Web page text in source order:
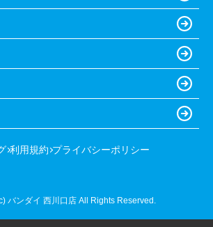
利用規約 プライバシーポリシー
バンダイ 西川口店 All Rights Reserved.